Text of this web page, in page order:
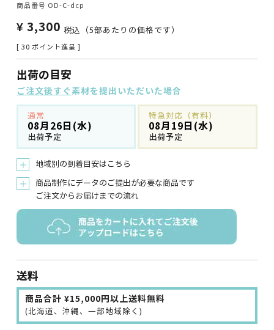
商品番号 OD-C-dcp
¥ 3,300 税込 （5部あたりの価格です）
[ 30 ポイント進呈 ]
出荷の目安
ご注文後すぐ素材を提出いただいた場合
通常
08月26日(水)
出荷予定
特急対応（有料）
08月19日(水)
出荷予定
＋ 地域別の到着目安はこちら
＋
商品制作にデータのご提出が必要な商品です
ご注文からお届けまでの流れ
送料
商品合計 ¥15,000円以上送料無料
(北海道、沖縄、一部地域除く)